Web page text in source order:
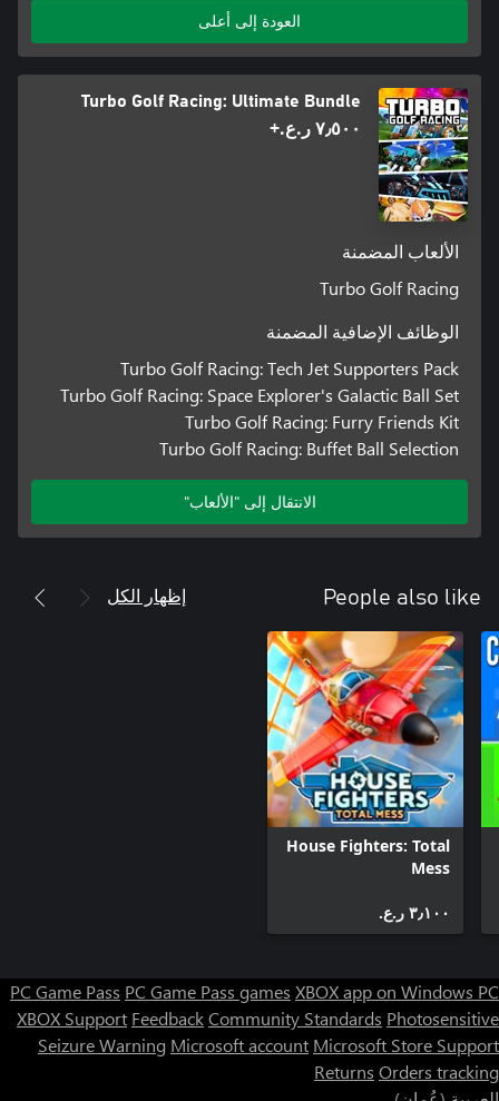
العودة إلى أعلى
Turbo Golf Racing: Ultimate Bundle
٧٫٥٠٠ ر.ع.‏+
الألعاب المضمنة
Turbo Golf Racing
الوظائف الإضافية المضمنة
Turbo Golf Racing: Tech Jet Supporters Pack
Turbo Golf Racing: Space Explorer's Galactic Ball Set
Turbo Golf Racing: Furry Friends Kit
Turbo Golf Racing: Buffet Ball Selection
الانتقال إلى "الألعاب"
People also like إظهار الكل
House Fighters: Total
Mess
٣٫١٠٠ ر.ع.‏
PC Game Pass PC Game Pass games XBOX app on Windows PC
XBOX Support FeedbackCommunity Standards Photosensitive
Seizure Warning Microsoft account Microsoft Store Support
Returns Orders tracking